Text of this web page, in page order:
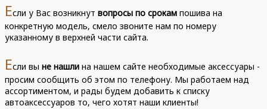
Если у Вас возникнутвопросы по срокам пошива на
конкретную модель, смело звоните нам по номеру
указанному в верхней части сайта.
Если выне нашлина нашем сайте необходимые аксессуары -
просим сообщить об этом по телефону. Мы работаем над
ассортиментом, и рады будем добавить к списку
автоаксессуаров то, чего хотят наши клиенты!